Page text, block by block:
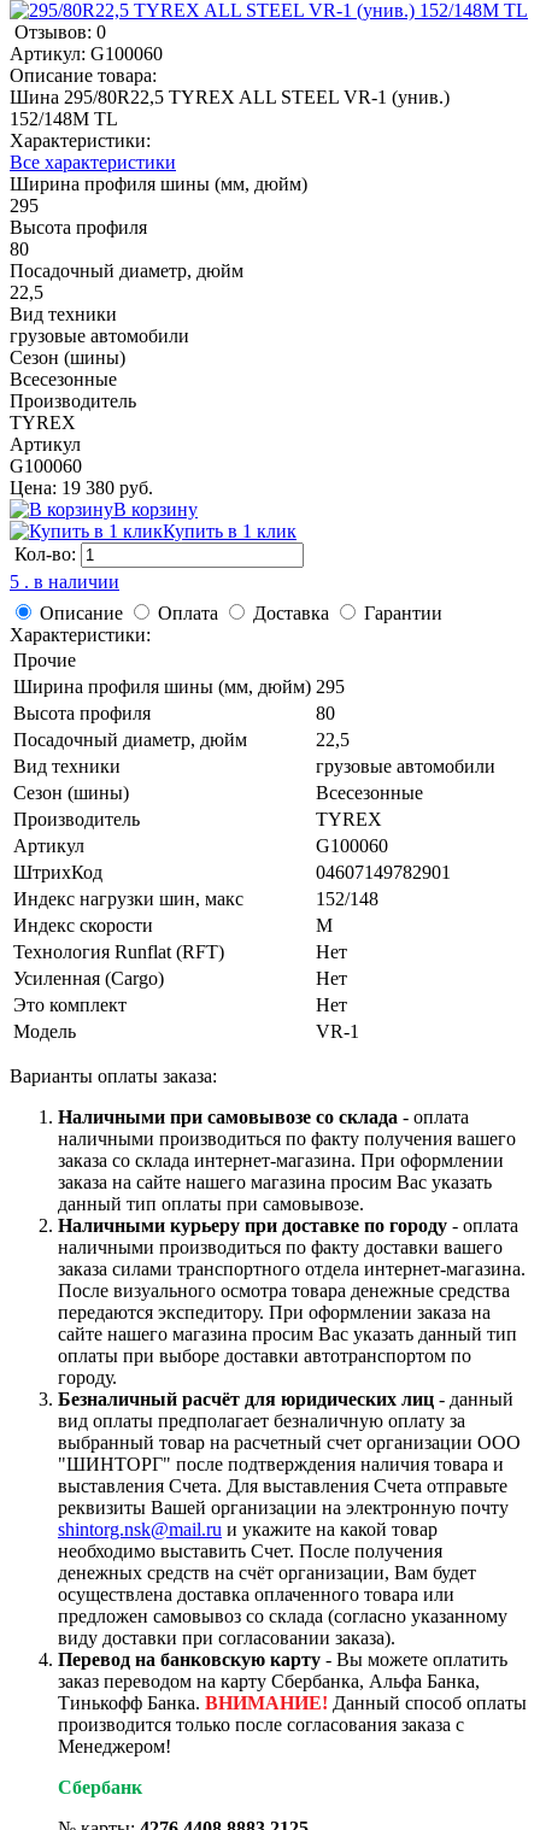
Отзывов: 0
Артикул: G100060
Описание товара:
Шина 295/80R22,5 TYREX ALL STEEL VR-1 (унив.)
152/148M TL
Характеристики:
Все характеристики
Ширина профиля шины (мм, дюйм)
295
Высота профиля
80
Посадочный диаметр, дюйм
22,5
Вид техники
грузовые автомобили
Сезон (шины)
Всесезонные
Производитель
TYREX
Артикул
G100060
Цена: 19 380 руб.
В корзину
Купить в 1 клик
Кол-во:
5 . в наличии
Описание
Оплата Доставка
Гарантии
Характеристики:
Прочие
Ширина профиля шины (мм, дюйм) 295
Высота профиля
80
Посадочный диаметр, дюйм
22,5
Вид техники
грузовые автомобили
Сезон (шины)
Всесезонные
Производитель
TYREX
Артикул
G100060
ШтрихКод
04607149782901
Индекс нагрузки шин, макс
152/148
Индекс скорости
M
Технология Runflat (RFT)
Нет
Усиленная (Cargo)
Нет
Это комплект
Нет
Модель
VR-1
Варианты оплаты заказа:
Наличными при самовывозе со склада - оплата
наличными производиться по факту получения вашего
заказа со склада интернет-магазина. При оформлении
заказа на сайте нашего магазина просим Вас указать
данный тип оплаты при самовывозе.
Наличными курьеру при доставке по городу - оплата
наличными производиться по факту доставки вашего
заказа силами транспортного отдела интернет-магазина.
После визуального осмотра товара денежные средства
передаются экспедитору. При оформлении заказа на
сайте нашего магазина просим Вас указать данный тип
оплаты при выборе доставки автотранспортом по
городу.
Безналичный расчёт для юридических лиц - данный
вид оплаты предполагает безналичную оплату за
выбранный товар на расчетный счет организации ООО
"ШИНТОРГ" после подтверждения наличия товара и
выставления Счета. Для выставления Счета отправьте
реквизиты Вашей организации на электронную почту
shintorg.nsk@mail.ru и укажите на какой товар
необходимо выставить Счет. После получения
денежных средств на счёт организации, Вам будет
осуществлена доставка оплаченного товара или
предложен самовывоз со склада (согласно указанному
виду доставки при согласовании заказа).
Перевод на банковскую карту - Вы можете оплатить
заказ переводом на карту Сбербанка, Альфа Банка,
Тинькофф Банка. ВНИМАНИЕ! Данный способ оплаты
производится только после согласования заказа с
Менеджером!
Сбербанк